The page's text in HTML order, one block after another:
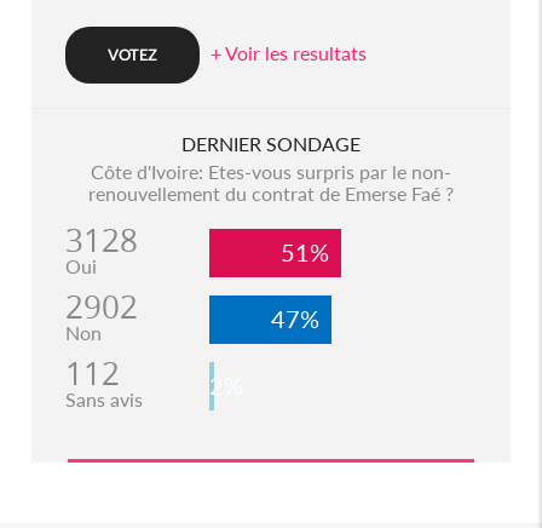
+ Voir les resultats
DERNIER SONDAGE
Côte d'Ivoire: Etes-vous surpris par le non-
renouvellement du contrat de Emerse Faé ?
3128
Oui 51%
2902
Non 47%
112
Sans avis 2%